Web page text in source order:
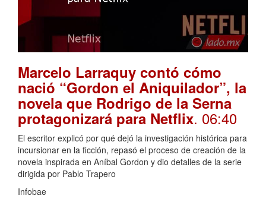
Marcelo Larraquy contó cómo
nació “Gordon el Aniquilador”, la
novela que Rodrigo de la Serna
protagonizará para Netflix. 06:40
El escritor explicó por qué dejó la investigación histórica para
incursionar en la ficción, repasó el proceso de creación de la
novela inspirada en Aníbal Gordon y dio detalles de la serie
dirigida por Pablo Trapero
Infobae